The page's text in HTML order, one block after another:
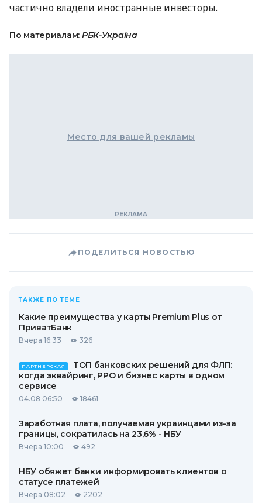
частично владели иностранные инвесторы.
По материалам: РБК-Україна
Место для вашей рекламы
ПОДЕЛИТЬСЯ НОВОСТЬЮ
ТАКЖЕ ПО ТЕМЕ
Какие преимущества у карты Premium Plus от
ПриватБанк
Вчера 16:33 326
ПАРТНЕРСКАЯ
ТОП банковских решений для ФЛП:
когда эквайринг, РРО и бизнес карты в одном
сервисе
04.08 06:50 18461
Заработная плата, получаемая украинцами из-за
границы, сократилась на 23,6% - НБУ
Вчера 10:00 492
НБУ обяжет банки информировать клиентов о
статусе платежей
Вчера 08:02 2202